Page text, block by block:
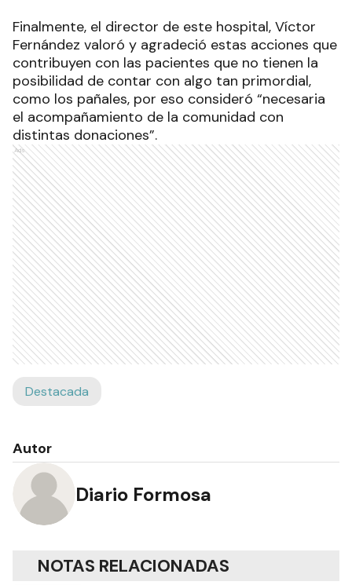
Finalmente, el director de este hospital, Víctor
Fernández valoró y agradeció estas acciones que
contribuyen con las pacientes que no tienen la
posibilidad de contar con algo tan primordial,
como los pañales, por eso consideró “necesaria
el acompañamiento de la comunidad con
distintas donaciones”.
Ads
Destacada
Autor
Diario Formosa
NOTAS RELACIONADAS